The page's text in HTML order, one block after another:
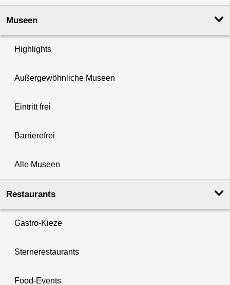
Museen
Highlights
Außergewöhnliche Museen
Eintritt frei
Barrierefrei
Alle Museen
Restaurants
Gastro-Kieze
Sternerestaurants
Food-Events